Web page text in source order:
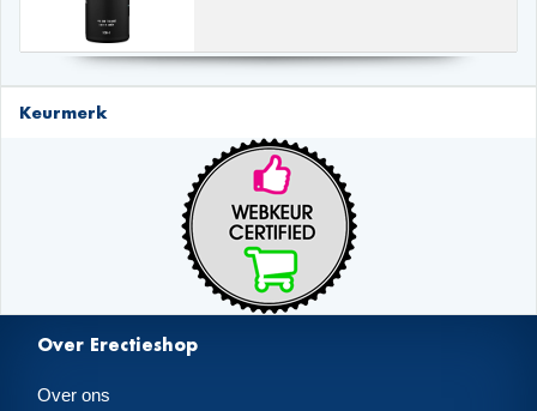
Keurmerk
Over Erectieshop
Over ons